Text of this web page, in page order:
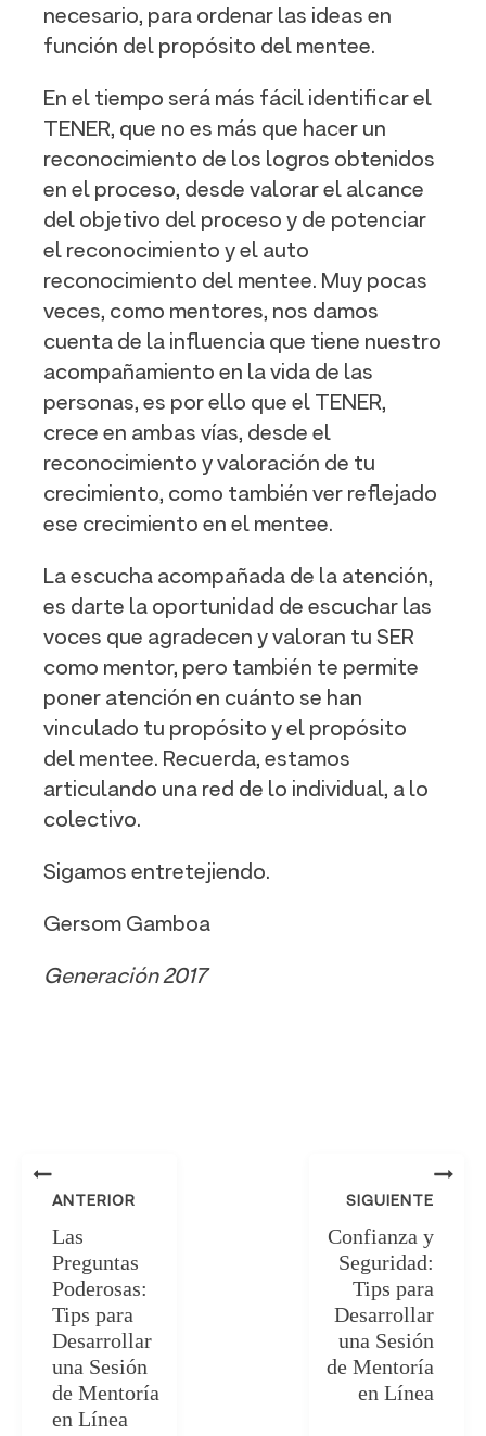
necesario, para ordenar las ideas en
función del propósito del mentee.
En el tiempo será más fácil identificar el
TENER, que no es más que hacer un
reconocimiento de los logros obtenidos
en el proceso, desde valorar el alcance
del objetivo del proceso y de potenciar
el reconocimiento y el auto
reconocimiento del mentee. Muy pocas
veces, como mentores, nos damos
cuenta de la influencia que tiene nuestro
acompañamiento en la vida de las
personas, es por ello que el TENER,
crece en ambas vías, desde el
reconocimiento y valoración de tu
crecimiento, como también ver reflejado
ese crecimiento en el mentee.
La escucha acompañada de la atención,
es darte la oportunidad de escuchar las
voces que agradecen y valoran tu SER
como mentor, pero también te permite
poner atención en cuánto se han
vinculado tu propósito y el propósito
del mentee. Recuerda, estamos
articulando una red de lo individual, a lo
colectivo.
Sigamos entretejiendo.
Gersom Gamboa
Generación 2017
ANTERIOR
Las
Preguntas
Poderosas:
Tips para
Desarrollar
una Sesión
de Mentoría
en Línea
SIGUIENTE
Confianza y
Seguridad:
Tips para
Desarrollar
una Sesión
de Mentoría
en Línea